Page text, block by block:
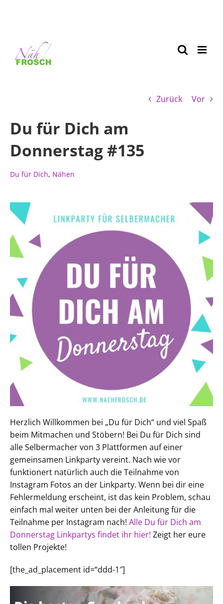
Zurück Vor
Du für Dich am
Donnerstag #135
Du für Dich, Nähen
Herzlich Willkommen bei „Du für Dich“ und viel Spaß
beim Mitmachen und Stöbern! Bei Du für Dich sind
alle Selbermacher von 3 Plattformen auf einer
gemeinsamen Linkparty vereint. Nach wie vor
funktionert natürlich auch die Teilnahme von
Instagram Fotos an der Linkparty. Wenn bei dir eine
Fehlermeldung erscheint, ist das kein Problem, schau
einfach mal weiter unten bei der Anleitung für die
Teilnahme per Instagram nach! Alle Du für Dich am
Donnerstag Linkpartys findet ihr hier! Zeigt her eure
tollen Projekte!
[the_ad_placement id=“ddd-1″]